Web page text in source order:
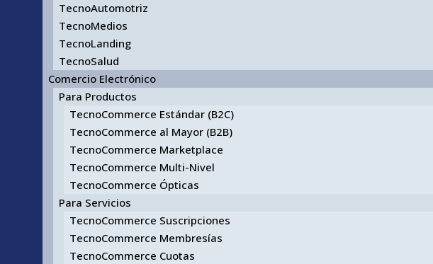
TecnoAutomotriz
TecnoMedios
TecnoLanding
TecnoSalud
Comercio Electrónico
Para Productos
TecnoCommerce Estándar (B2C)
TecnoCommerce al Mayor (B2B)
TecnoCommerce Marketplace
TecnoCommerce Multi-Nivel
TecnoCommerce Ópticas
Para Servicios
TecnoCommerce Suscripciones
TecnoCommerce Membresías
TecnoCommerce Cuotas